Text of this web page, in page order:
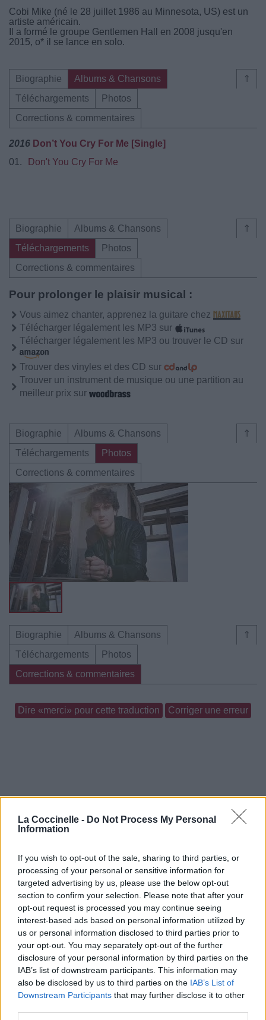
La Coccinelle - Do Not Process My Personal
Information
If you wish to opt-out of the sale, sharing to third parties, or
processing of your personal or sensitive information for
targeted advertising by us, please use the below opt-out
section to confirm your selection. Please note that after your
opt-out request is processed you may continue seeing
interest-based ads based on personal information utilized by
us or personal information disclosed to third parties prior to
your opt-out. You may separately opt-out of the further
disclosure of your personal information by third parties on the
IAB’s list of downstream participants. This information may
also be disclosed by us to third parties on the IAB’s List of
Downstream Participants that may further disclose it to other
Cobi Mike (né le 28 juillet 1986 au Minnesota, US) est un
artiste américain.
Il a formé le groupe Gentlemen Hall en 2008 jusqu'en
2015, o* il se lance en solo.
⇑
Biographie
Albums & Chansons
Téléchargements
Photos
Corrections & commentaires
2016 Don’t You Cry For Me [Single]
01.
Don't You Cry For Me
⇑
Biographie
Albums & Chansons
Téléchargements
Photos
Corrections & commentaires
Pour prolonger le plaisir musical :
Vous aimez chanter, apprenez la guitare chez
Télécharger légalement les MP3 sur
Télécharger légalement les MP3 ou trouver le CD sur
Trouver des vinyles et des CD sur
Trouver un instrument de musique ou une partition au
meilleur prix sur
⇑
Biographie
Albums & Chansons
Téléchargements
Photos
Corrections & commentaires
⇑
Biographie
Albums & Chansons
Téléchargements
Photos
Corrections & commentaires
Dire «merci» pour cette traduction Corriger une erreur